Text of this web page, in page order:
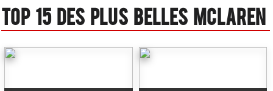
Top 15 des plus belles Mclaren